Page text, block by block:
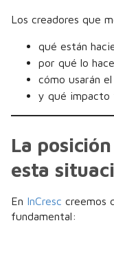
Los creadores que
qué están
por qué lo
cómo usarán el
y qué impacto
La
esta
En InCresc creemos
fundamental: